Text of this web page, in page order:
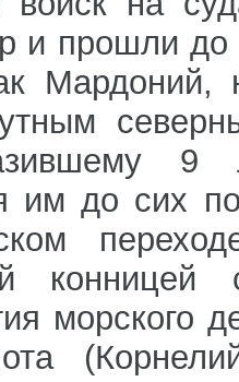
и прошли
Мардоний,
им до сих
конницей
морского